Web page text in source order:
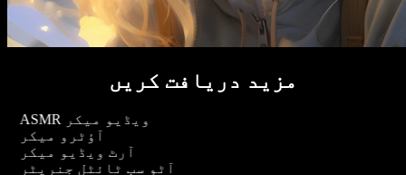
مزید دریافت کریں
ASMR ویڈیو میکر
آؤٹرو میکر
آرٹ ویڈیو میکر
آٹو سب ٹائٹل جنریٹر